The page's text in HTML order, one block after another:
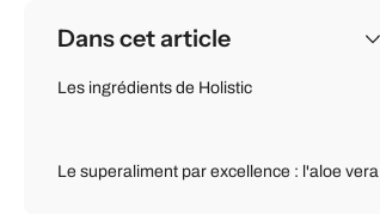
Dans cet article
Les ingrédients de Holistic
Le superaliment par excellence : l'aloe vera